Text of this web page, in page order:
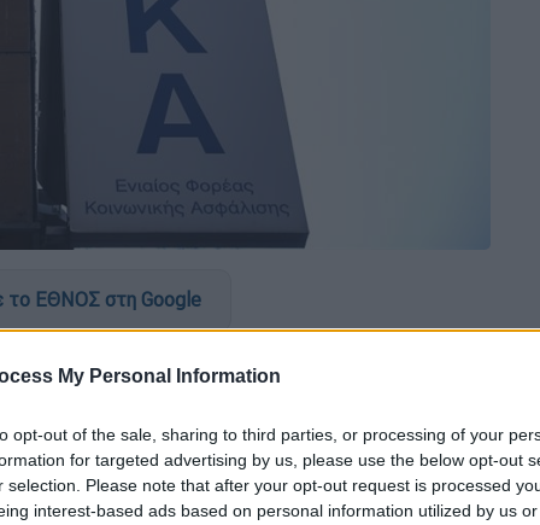
My Personal Information
opt-out of the sale, sharing to third parties, or processing of your
for targeted advertising by us, please use the below opt-out
selection. Please note that after your opt-out request is processed
interest-based ads based on personal information utilized by us
το ΕΘΝΟΣ στη Google
τελευταίους μήνες οΕΦΚΑ
που υποβαθμίζουν την
τους βρίσκεται η αξιοποίηση της
πάνω από 50 ηλεκτρονικών υπηρεσιών, τη
την υπηρεσία myEFKAliveκ.ά.